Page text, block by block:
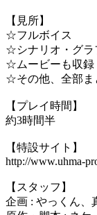
【見所】
☆フルボイス
☆シナリオ・グ
☆ムービーも収録
☆その他、全部ま
【プレイ時間】
約3時間半
【特設サイト】
http://www.uhma-
【スタッフ】
企画 : やっくん、